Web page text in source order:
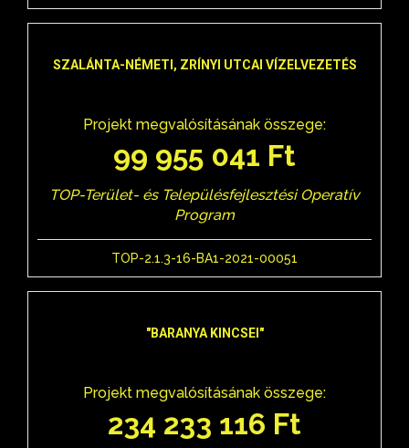
SZALÁNTA-NÉMETI, ZRÍNYI UTCAI VÍZELVEZETÉS
Projekt megvalósításának összege:
99 955 041 Ft
TOP-Terület- és Településfejlesztési Operatív
Program
TOP-2.1.3-16-BA1-2021-00051
"BARANYA KINCSEI"
Projekt megvalósításának összege:
234 233 116 Ft